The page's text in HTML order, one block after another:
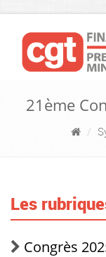
21ème
Les
Congrès